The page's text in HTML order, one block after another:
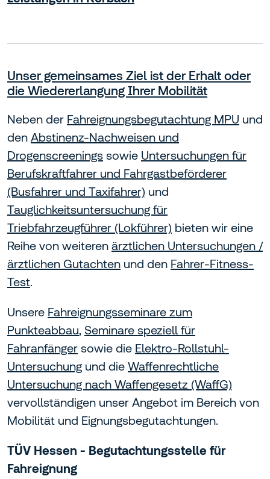
Unser gemeinsames Ziel ist der Erhalt oder
die Wiedererlangung Ihrer Mobilität
Neben der Fahreignungsbegutachtung MPU und
den Abstinenz-Nachweisen und
Drogenscreenings sowie Untersuchungen für
Berufskraftfahrer und Fahrgastbeförderer
(Busfahrer und Taxifahrer) und
Tauglichkeitsuntersuchung für
Triebfahrzeugführer (Lokführer) bieten wir eine
Reihe von weiteren ärztlichen Untersuchungen /
ärztlichen Gutachten und den Fahrer-Fitness-
Test.
Unsere Fahreignungsseminare zum
Punkteabbau, Seminare speziell für
Fahranfänger sowie die Elektro-Rollstuhl-
Untersuchungund die Waffenrechtliche
Untersuchung nach Waffengesetz (WaffG)
vervollständigen unser Angebot im Bereich von
Mobilität und Eignungsbegutachtungen.
TÜV Hessen - Begutachtungsstelle für
Fahreignung